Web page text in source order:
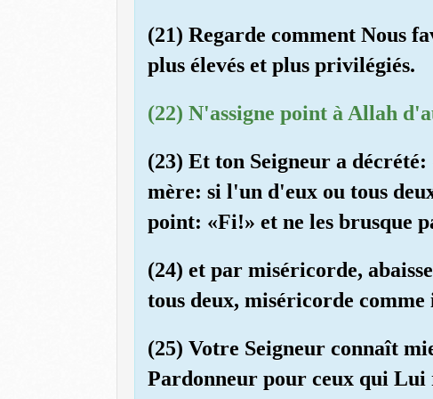
(21) Regarde comment Nous
plus élevés et plus privilégiés.
(22) N'assigne point à Allah
(23) Et ton Seigneur a
mère: si l'un d'eux ou tous
point: «Fi!» et ne les brusque
(24) et par miséricorde,
tous deux, miséricorde
(25) Votre Seigneur connaît
Pardonneur pour ceux qui Lui